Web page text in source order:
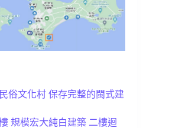
俗文化村 保存完整的閩式建
規模宏大純白建築 二樓迴